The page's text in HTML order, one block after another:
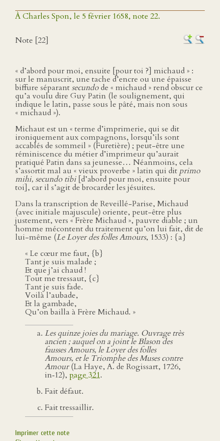
À Charles Spon, le 5 février 1658, note 22.
Note [22]
« d’abord pour moi, ensuite [pour toi ?] michaud » :
sur le manuscrit, une tache d’encre ou une épaisse
biffure séparantsecundode « michaud » rend obscur ce
qu’a voulu dire Guy Patin (le soulignement, qui
indique le latin, passe sous le pâté, mais non sous
« michaud »).
Michaut est un « terme d’imprimerie, qui se dit
ironiquement aux compagnons, lorsqu’ils sont
accablés de sommeil » (Furetière) ; peut-être une
réminiscence du métier d’imprimeur qu’aurait
pratiqué Patin dans sa jeunesse… Néanmoins, cela
s’assortit mal au « vieux proverbe » latin qui dit primo
mihi, secundo tibi[d’abord pour moi, ensuite pour
toi], car il s’agit de brocarder les jésuites.
Dans la transcription de Reveillé-Parise, Michaud
(avec initiale majuscule) oriente, peut-être plus
justement, vers « Frère Michaud », pauvre diable ; un
homme mécontent du traitement qu’on lui fait, dit de
lui-même (Le Loyer des folles Amours, 1533) : {a}
« Le cœur me faut, {b}
Tant je suis malade ;
Et que j’ai chaud !
Tout me tressaut, {c}
Tant je suis fade.
Voilà l’aubade,
Et la gambade,
Qu’on bailla à Frère Michaud. »
Les quinze joies du mariage. Ouvrage très
ancien ; auquel on a joint le Blason des
fausses Amours, le Loyer des folles
Amours, et le Triomphe des Muses contre
Amour(La Haye, A. de Rogissart, 1726,
in‑12), page 321.
Fait défaut.
Fait tressaillir.
Imprimer cette note